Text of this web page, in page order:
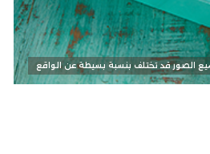
الصور قد تختلف بنسبة بسيطة عن الواقع